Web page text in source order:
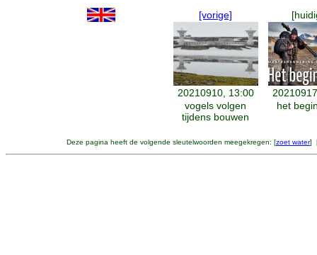
[vorige]
20210910, 13:00
vogels volgen
tijdens bouwen
het
Deze pagina heeft de volgende sleutelwoorden meegekregen: [zoet water]